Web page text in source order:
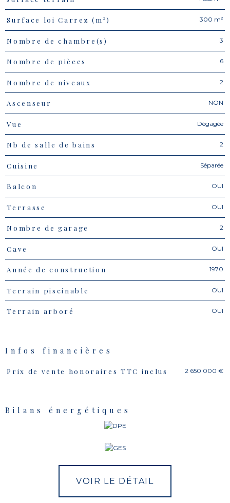
Surface loi Carrez (m²) 300 m²
Nombre de chambre(s) 3
Nombre de pièces 6
Nombre de niveaux 2
Ascenseur NON
Vue Dégagée
Nb de salle de bains 2
Cuisine Séparée
Balcon OUI
Terrasse OUI
Nombre de garage 2
Cave OUI
Année de construction 1970
Terrain piscinable OUI
Terrain arboré OUI
Infos financières
Caractéristiques Valeurs
Prix de vente honoraires TTC inclus 2 650 000 €
Bilans énergétiques
VOIR LE DÉTAIL